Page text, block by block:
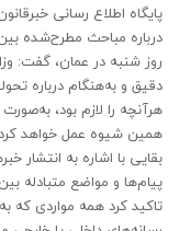
پایگاه اطلاع رسانی
درباره مباحث مطرح‌شده
روز شنبه در عمان، گفت:
دقیق و به‌هنگام درباره
هرآنچه را لازم بود،
همین شیوه عمل خواهد
بقایی با اشاره به
پیام‌ها و مواضع متبادله
تاکید کرد همه مواردی که